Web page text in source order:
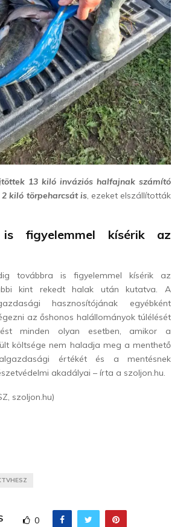
13 kiló inváziós halfajnak számító
kiló törpeharcsát is, ezeket elszállították
is figyelemmel kísérik az
továbbra is figyelemmel kísérik az
kint rekedt halak után kutatva. A
hasznosítójának egyébként
az őshonos halállományok túlélését
minden olyan esetben, amikor a
költsége nem haladja meg a menthető
értékét és a mentésnek
akadályai – írta a szoljon.hu.
szoljon.hu)
0